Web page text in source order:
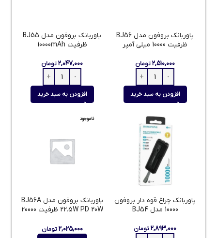
پاوربانک بروفون مدل BJ56
ظرفیت 10000 میلی‌ آمپر
۲,۵۱۰,۰۰۰تومان
افزودن به سبد خرید
پاوربانک بروفون مدل BJ55
ظرفیت 10000mAh
۲,۰۴۷,۰۰۰تومان
افزودن به سبد خرید
پاوربانک چراغ قوه دار بروفون
10000 مدل BJ54
۲,۸۹۳,۰۰۰تومان
ناموجود
پاوربانک بروفون مدل BJ56A
22.5W PD 20W ظرفیت 20000
۲,۰۲۵,۰۰۰ تومان